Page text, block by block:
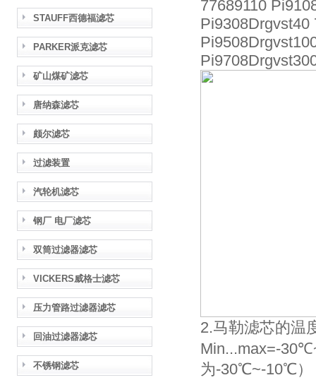
STAUFF西德福滤芯
PARKER派克滤芯
矿山煤矿滤芯
唐纳森滤芯
颇尔滤芯
过滤装置
汽轮机滤芯
钢厂 电厂滤芯
双筒过滤器滤芯
VICKERS威格士滤芯
压力管路过滤器滤芯
回油过滤器滤芯
不锈钢滤芯
77689110
Pi9308Drgvst40
2.马勒滤芯的温
Min...max=-
为-30℃~-10℃）